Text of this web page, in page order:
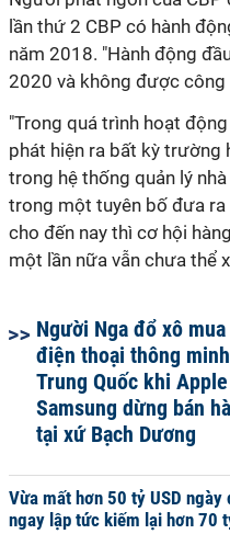
lần thứ 2 CBP có hành
năm 2018. "Hành động
2020 và không được công
"Trong quá trình hoạt
phát hiện ra bất kỳ
trong hệ thống quản lý
trong một tuyên bố đưa ra
cho đến nay thì cơ hội
một lần nữa vẫn chưa thể
Người Nga đổ xô mua
điện thoại thông minh
Trung Quốc khi
Samsung dừng bán
tại xứ Bạch Dương
Vừa mất hơn 50 tỷ USD ngày
ngay lập tức kiếm lại hơn 70